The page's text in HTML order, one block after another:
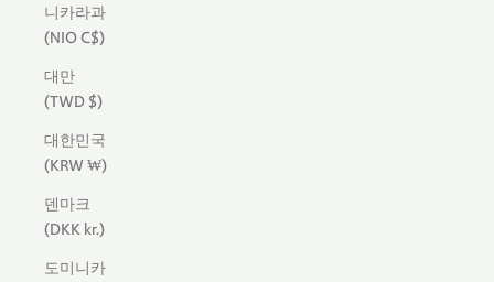
니카라과
(NIO C$)
대만
(TWD $)
대한민국
(KRW ₩)
덴마크
(DKK kr.)
도미니카